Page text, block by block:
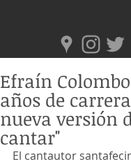
Efraín
años de
nueva versión
cantar"
El cantautor